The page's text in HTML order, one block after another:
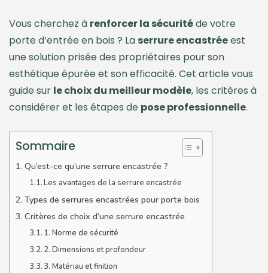
Vous cherchez à renforcer la sécuritéde votre
porte d’entrée en bois ? La serrure encastréeest
une solution prisée des propriétaires pour son
esthétique épurée et son efficacité. Cet article vous
guide sur le choix du meilleur modèle, les critères à
considérer et les étapes de pose professionnelle.
Sommaire
Qu’est-ce qu’une serrure encastrée ?
Les avantages de la serrure encastrée
Types de serrures encastrées pour porte bois
Critères de choix d’une serrure encastrée
1. Norme de sécurité
2. Dimensions et profondeur
3. Matériau et finition